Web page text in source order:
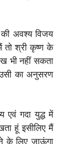
की अवश्य विजय
तो श्री कृष्ण के
भी नहीं सकता
का अनुसरण
एवं गदा युद्ध में
हूं इसीलिए मैं
के लिए जाऊंगा